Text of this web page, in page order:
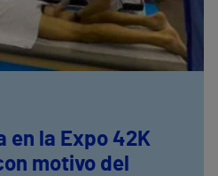
en la Expo 42K
motivo del